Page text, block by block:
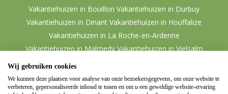
Vakantiehuizen in Bouillon Vakantiehuizen in Durbuy
Vakantiehuizen in Dinant Vakantiehuizen in Houffalize
Vakantiehuizen in La Roche-en-Ardenne
Vakantiehuizen in Malmedy Vakantiehuizen in Vielsalm
Wij gebruiken cookies
We kunnen deze plaatsen voor analyse van onze bezoekersgegevens, om onze website te
verbeteren, gepersonaliseerde inhoud te tonen en om u een geweldige website-ervaring